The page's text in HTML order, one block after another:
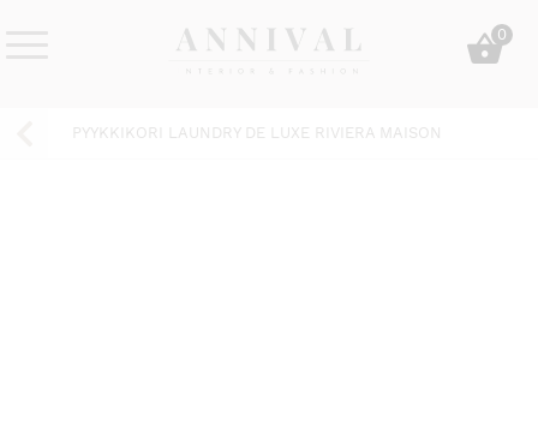
&
0
PYYKKIKORI LAUNDRY DE LUXE RIVIERA MAISON